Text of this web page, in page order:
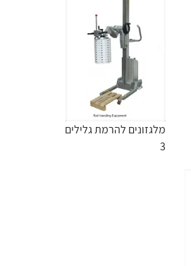
מלגזונים להרמת גלילים
3